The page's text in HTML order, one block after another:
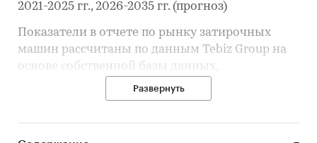
2021-2025 гг., 2026-2035 гг. (прогноз)
Показатели в отчете по рынку затирочных
машин рассчитаны по данным Tebiz Group на
основе собственной базы данных,
официальной статистики, таможенных
данных, корпоративной отчётности,
Развернуть